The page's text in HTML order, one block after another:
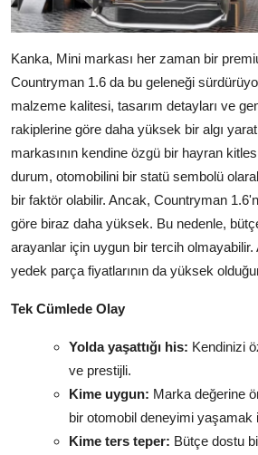
Kanka, Mini markası her zaman bir
Countryman 1.6 da bu geleneği
malzeme kalitesi, tasarım detayları ve
rakiplerine göre daha yüksek bir algı
markasının kendine özgü bir hayran
durum, otomobilini bir statü sembolü
bir faktör olabilir. Ancak, Countryman
göre biraz daha yüksek. Bu nedenle,
arayanlar için uygun bir tercih olmayabilir.
yedek parça fiyatlarının da yüksek
Tek Cümlede Olay
Yolda yaşattığı his: Kendinizi
ve prestijli.
Kime uygun: Marka değerine
bir otomobil deneyimi yaşamak
Kime ters teper: Bütçe dostu